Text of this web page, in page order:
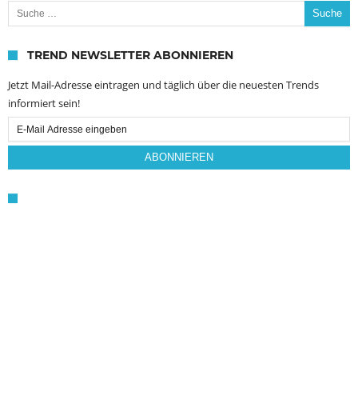
TREND NEWSLETTER ABONNIEREN
Jetzt Mail-Adresse eintragen und täglich über die neuesten Trends
informiert sein!
Email
Subscription
ABONNIEREN